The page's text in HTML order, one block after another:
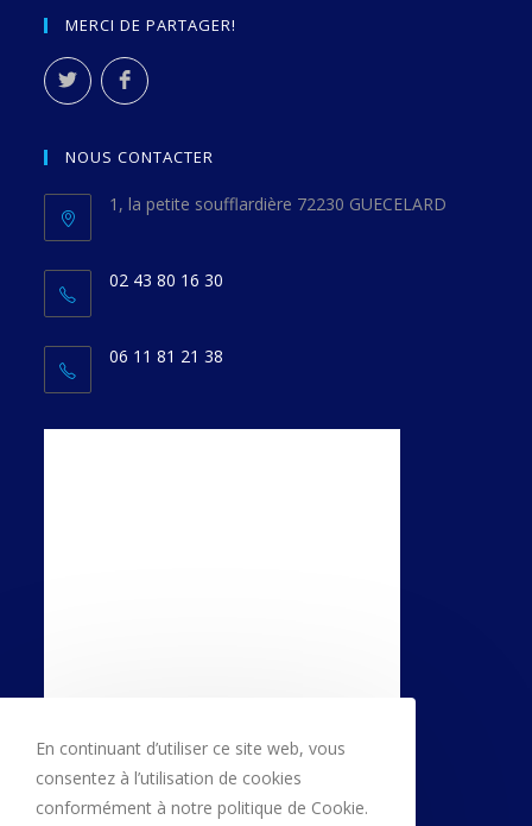
MERCI DE PARTAGER!
NOUS CONTACTER
1, la petite soufflardière 72230 GUECELARD
02 43 80 16 30
06 11 81 21 38
En continuant d’utiliser ce site web, vous
consentez à l’utilisation de cookies
conformément à notre politique de Cookie.